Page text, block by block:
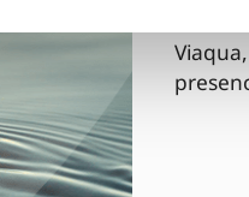
VER TODAS LAS GESTIONES
Programa